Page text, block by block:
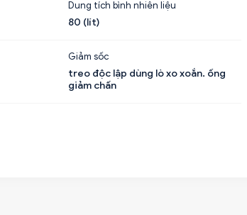
Dung tích bình nhiên liệu
80 (lít)
Giảm sốc
treo độc lập dùng lò xo xoắn. ống
giảm chấn